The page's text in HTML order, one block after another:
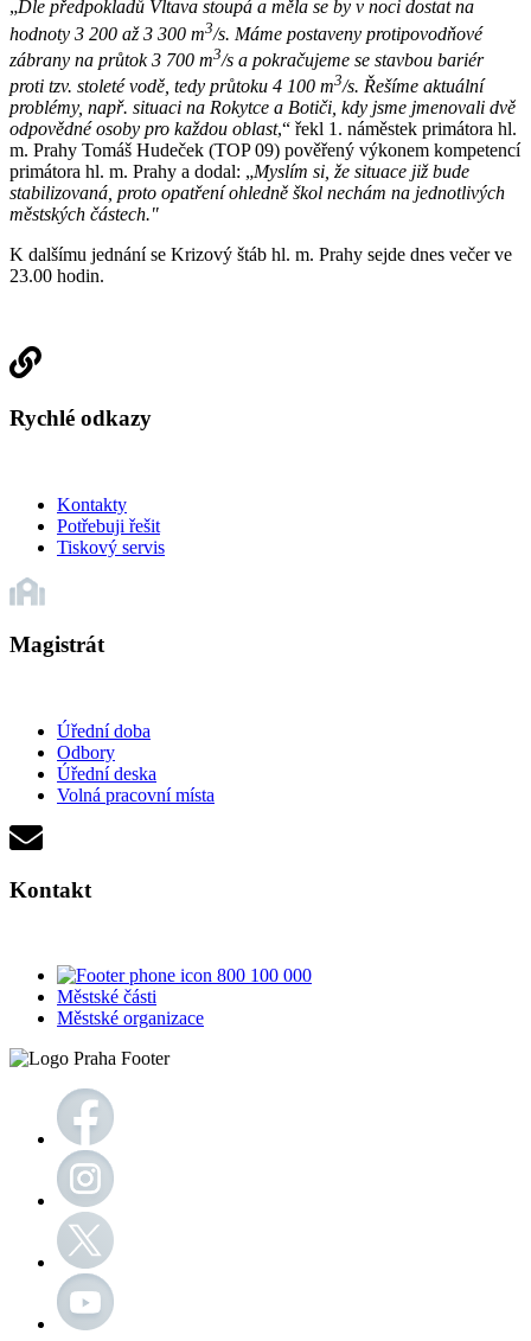
„Dle předpokladů Vltava stoupá a měla se by v noci dostat na
hodnoty 3 200 až 3 300 m3/s. Máme postaveny protipovodňové
zábrany na průtok 3 700 m3/s a pokračujeme se stavbou bariér
proti tzv. stoleté vodě, tedy průtoku 4 100 m3/s. Řešíme aktuální
problémy, např. situaci na Rokytce a Botiči, kdy jsme jmenovali dvě
odpovědné osoby pro každou oblast,“ řekl 1. náměstek primátora hl.
m. Prahy Tomáš Hudeček (TOP 09) pověřený výkonem kompetencí
primátora hl. m. Prahy a dodal: „Myslím si, že situace již bude
stabilizovaná, proto opatření ohledně škol nechám na jednotlivých
městských částech."
K dalšímu jednání se Krizový štáb hl. m. Prahy sejde dnes večer ve
23.00 hodin.
Rychlé odkazy
Kontakty
Potřebuji řešit
Tiskový servis
Magistrát
Úřední doba
Odbory
Úřední deska
Volná pracovní místa
Kontakt
800 100 000
Městské části
Městské organizace